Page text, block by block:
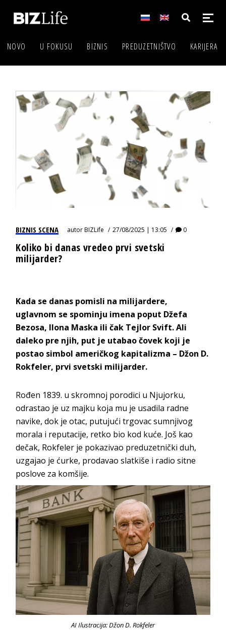
NOVO U FOKUSU BIZNIS PREDUZETNIŠTVO KARIJERA
BIZNIS SCENA autorBIZLife 27/08/2025 | 13:05 0
Koliko bi danas vredeo prvi svetski
milijarder?
Kada se danas pomisli na milijardere,
uglavnom se spominju imena poput Džefa
Bezosa, Ilona Maska ili čak Tejlor Svift. Ali
daleko pre njih, put je utabao čovek koji je
postao simbol američkog kapitalizma – Džon D.
Rokfeler, prvi svetski milijarder.
Rođen 1839. u skromnoj porodici u Njujorku,
odrastao je uz majku koja mu je usadila radne
navike, dok je otac, putujući trgovac sumnjivog
morala i reputacije, retko bio kod kuće. Još kao
dečak, Rokfeler je pokazivao preduzetnički duh,
uzgajao je ćurke, prodavao slatkiše i radio sitne
poslove za komšije.
AI Ilustracija: Džon D. Rokfeler